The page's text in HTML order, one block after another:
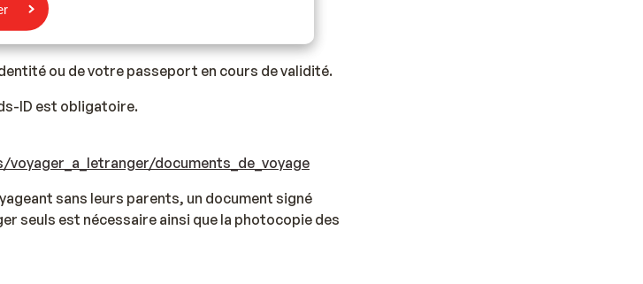
ou de votre passeport en cours de validité.
ID est obligatoire.
documents_de_voyage
sans leurs parents, un document signé
seuls est nécessaire ainsi que la photocopie des